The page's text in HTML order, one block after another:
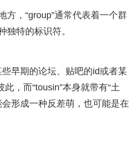
，“group”通常代表着一个群
特的标识符。
早期的论坛、贴吧的id或者某
，而“tousin”本身就带有“土
会形成一种反差萌，也可能是在